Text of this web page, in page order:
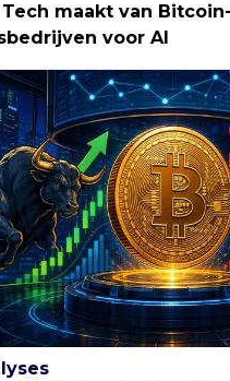
maakt van
voor AI